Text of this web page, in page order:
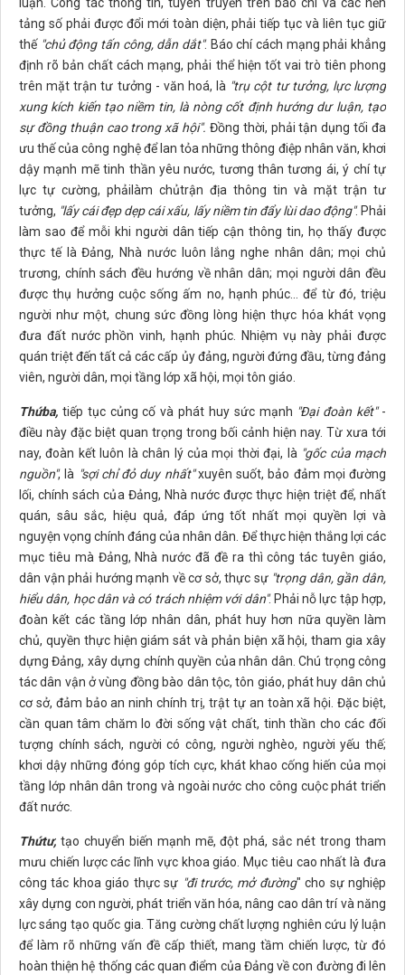
tảng số phải được đổi mới toàn diện, phải tiếp tục và liên tục giữ
thế "chủ động tấn công, dẫn dắt". Báo chí cách mạng phải khẳng
định rõ bản chất cách mạng, phải thể hiện tốt vai trò tiên phong
trên mặt trận tư tưởng - văn hoá, là "trụ cột tư tưởng, lực lượng
xung kích kiến tạo niềm tin, là nòng cốt định hướng dư luận, tạo
sự đồng thuận cao trong xã hội". Đồng thời, phải tận dụng tối đa
ưu thế của công nghệ để lan tỏa những thông điệp nhân văn, khơi
dậy mạnh mẽ tinh thần yêu nước, tương thân tương ái, ý chí tự
lực tự cường, phảilàm chủtrận địa thông tin và mặt trận tư
tưởng, "lấy cái đẹp dẹp cái xấu, lấy niềm tin đẩy lùi dao động". Phải
làm sao để mỗi khi người dân tiếp cận thông tin, họ thấy được
thực tế là Đảng, Nhà nước luôn lắng nghe nhân dân; mọi chủ
trương, chính sách đều hướng về nhân dân; mọi người dân đều
được thụ hưởng cuộc sống ấm no, hạnh phúc… để từ đó, triệu
người như một, chung sức đồng lòng hiện thực hóa khát vọng
đưa đất nước phồn vinh, hạnh phúc. Nhiệm vụ này phải được
quán triệt đến tất cả các cấp ủy đảng, người đứng đầu, từng đảng
viên, người dân, mọi tầng lớp xã hội, mọi tôn giáo.
Thứba, tiếp tục củng cố và phát huy sức mạnh "Đại đoàn kết"-
điều này đặc biệt quan trọng trong bối cảnh hiện nay. Từ xưa tới
nay, đoàn kết luôn là chân lý của mọi thời đại, là "gốc của mạch
nguồn", là "sợi chỉ đỏ duy nhất"xuyên suốt, bảo đảm mọi đường
lối, chính sách của Đảng, Nhà nước được thực hiện triệt để, nhất
quán, sâu sắc, hiệu quả, đáp ứng tốt nhất mọi quyền lợi và
nguyện vọng chính đáng của nhân dân. Để thực hiện thắng lợi các
mục tiêu mà Đảng, Nhà nước đã đề ra thì công tác tuyên giáo,
dân vận phải hướng mạnh về cơ sở, thực sự "trọng dân, gần dân,
hiểu dân, học dân và có trách nhiệm với dân". Phải nỗ lực tập hợp,
đoàn kết các tầng lớp nhân dân, phát huy hơn nữa quyền làm
chủ, quyền thực hiện giám sát và phản biện xã hội, tham gia xây
dựng Đảng, xây dựng chính quyền của nhân dân. Chú trọng công
tác dân vận ở vùng đồng bào dân tộc, tôn giáo, phát huy dân chủ
cơ sở, đảm bảo an ninh chính trị, trật tự an toàn xã hội. Đặc biệt,
cần quan tâm chăm lo đời sống vật chất, tinh thần cho các đối
tượng chính sách, người có công, người nghèo, người yếu thế;
khơi dậy những đóng góp tích cực, khát khao cống hiến của mọi
tầng lớp nhân dân trong và ngoài nước cho công cuộc phát triển
đất nước.
Thứtư, tạo chuyển biến mạnh mẽ, đột phá, sắc nét trong tham
mưu chiến lược các lĩnh vực khoa giáo. Mục tiêu cao nhất là đưa
công tác khoa giáo thực sự "đi trước, mở đường" cho sự nghiệp
xây dựng con người, phát triển văn hóa, nâng cao dân trí và năng
lực sáng tạo quốc gia. Tăng cường chất lượng nghiên cứu lý luận
để làm rõ những vấn đề cấp thiết, mang tầm chiến lược, từ đó
hoàn thiện hệ thống các quan điểm của Đảng về con đường đi lên